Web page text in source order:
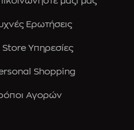
Ερωτήσεις
Store Υπηρεσίες
Shopping
Αγορών